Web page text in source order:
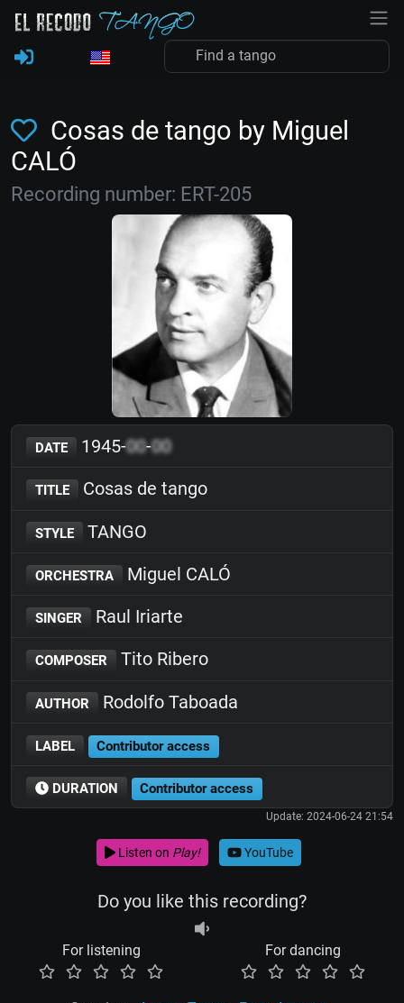
Cosas de tango by Miguel
CALÓ
Recording number: ERT-205
DATE 1945-00-00
TITLE Cosas de tango
STYLE TANGO
ORCHESTRA Miguel CALÓ
SINGER Raul Iriarte
COMPOSER Tito Ribero
AUTHOR Rodolfo Taboada
LABEL Contributor access
DURATION Contributor access
Update: 2024-06-24 21:54
Listen on Play! YouTube
Do you like this recording?
For listening For dancing